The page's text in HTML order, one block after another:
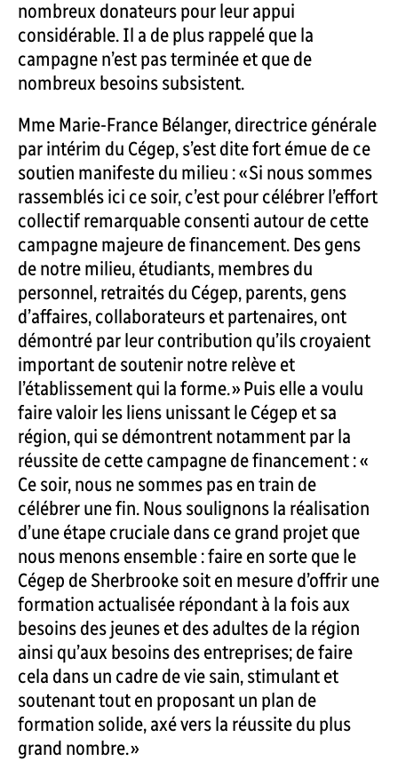
nombreux donateurs pour leur appui
considérable. Il a de plus rappelé que la
campagne n’est pas terminée et que de
nombreux besoins subsistent.
Mme Marie-France Bélanger, directrice générale
par intérim du Cégep, s’est dite fort émue de ce
soutien manifeste du milieu : « Si nous sommes
rassemblés ici ce soir, c’est pour célébrer l’effort
collectif remarquable consenti autour de cette
campagne majeure de financement. Des gens
de notre milieu, étudiants, membres du
personnel, retraités du Cégep, parents, gens
d’affaires, collaborateurs et partenaires, ont
démontré par leur contribution qu’ils croyaient
important de soutenir notre relève et
l’établissement qui la forme. » Puis elle a voulu
faire valoir les liens unissant le Cégep et sa
région, qui se démontrent notamment par la
réussite de cette campagne de financement : «
Ce soir, nous ne sommes pas en train de
célébrer une fin. Nous soulignons la réalisation
d’une étape cruciale dans ce grand projet que
nous menons ensemble : faire en sorte que le
Cégep de Sherbrooke soit en mesure d’offrir une
formation actualisée répondant à la fois aux
besoins des jeunes et des adultes de la région
ainsi qu’aux besoins des entreprises; de faire
cela dans un cadre de vie sain, stimulant et
soutenant tout en proposant un plan de
formation solide, axé vers la réussite du plus
grand nombre. »